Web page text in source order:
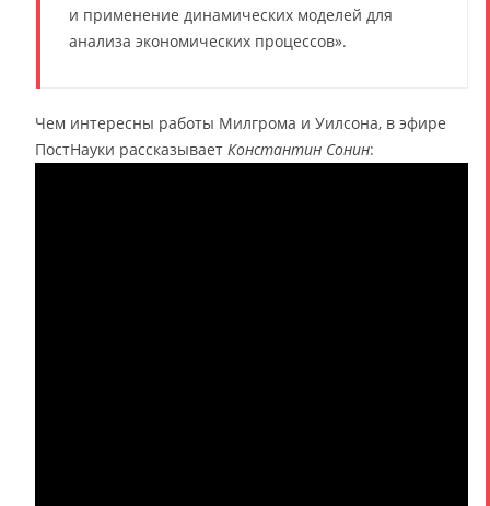
и применение динамических моделей для
анализа экономических процессов».
Чем интересны работы Милгрома и Уилсона, в эфире
ПостНауки рассказывает Константин Сонин: